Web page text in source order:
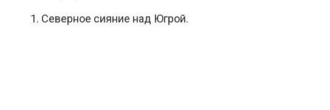
1. Северное сияние над Югрой.